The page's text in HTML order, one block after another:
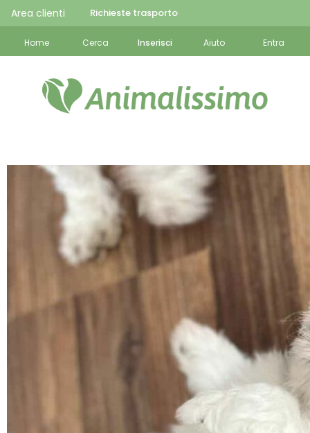
Area clienti Richieste trasporto
Home Cerca Inserisci Aiuto Entra